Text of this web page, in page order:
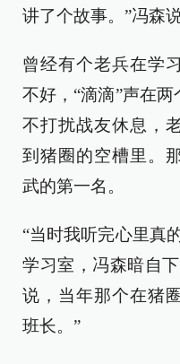
讲了个故事。”冯森说
曾经有个老兵在学
不好，“滴滴”声在
不打扰战友休息，
到猪圈的空槽里。
武的第一名。
“当时我听完心里真
学习室，冯森暗自
说，当年那个在猪
班长。”